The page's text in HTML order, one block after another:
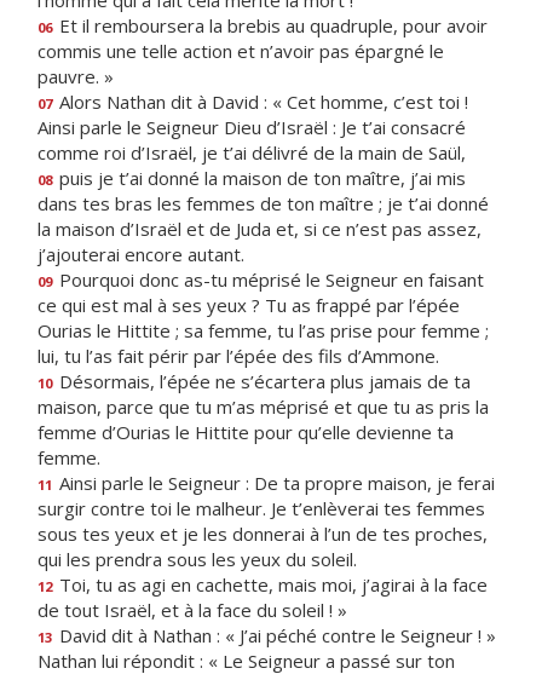
06 Et il remboursera la brebis au quadruple, pour avoir
commis une telle action et n’avoir pas épargné le
pauvre. »
07 Alors Nathan dit à David : « Cet homme, c’est toi !
Ainsi parle le Seigneur Dieu d’Israël : Je t’ai consacré
comme roi d’Israël, je t’ai délivré de la main de Saül,
08 puis je t’ai donné la maison de ton maître, j’ai mis
dans tes bras les femmes de ton maître ; je t’ai donné
la maison d’Israël et de Juda et, si ce n’est pas assez,
j’ajouterai encore autant.
09 Pourquoi donc as-tu méprisé le Seigneur en faisant
ce qui est mal à ses yeux ? Tu as frappé par l’épée
Ourias le Hittite ; sa femme, tu l’as prise pour femme ;
lui, tu l’as fait périr par l’épée des fils d’Ammone.
10 Désormais, l’épée ne s’écartera plus jamais de ta
maison, parce que tu m’as méprisé et que tu as pris la
femme d’Ourias le Hittite pour qu’elle devienne ta
femme.
11 Ainsi parle le Seigneur : De ta propre maison, je ferai
surgir contre toi le malheur. Je t’enlèverai tes femmes
sous tes yeux et je les donnerai à l’un de tes proches,
qui les prendra sous les yeux du soleil.
12 Toi, tu as agi en cachette, mais moi, j’agirai à la face
de tout Israël, et à la face du soleil ! »
13 David dit à Nathan : « J’ai péché contre le Seigneur ! »
Nathan lui répondit : « Le Seigneur a passé sur ton